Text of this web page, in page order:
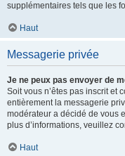
supplémentaires tels que les
Haut
Messagerie privée
Je ne peux pas envoyer de
Soit vous n’êtes pas inscrit et
entièrement la messagerie
modérateur a décidé de vous
plus d’informations, veuillez
Haut